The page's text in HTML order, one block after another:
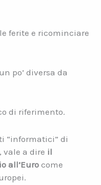
ferite e ricominciare
po’ diversa da
di riferimento.
“informatici” di
a dire il
all’Euro come